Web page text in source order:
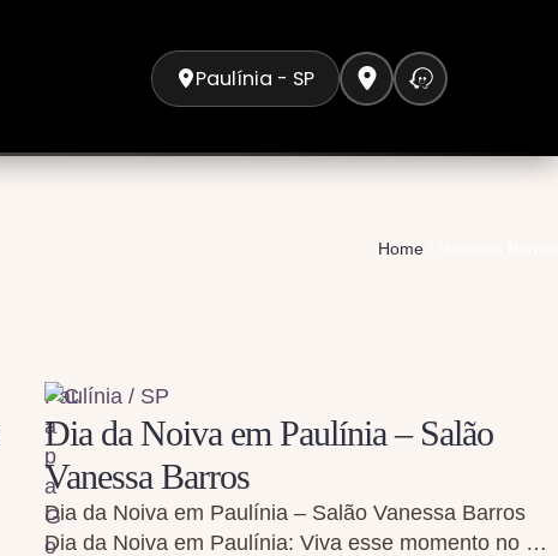
Paulínia - SP
Home
Paulínia / SP
Dia da Noiva em Paulínia – Salão
Vanessa Barros
Dia da Noiva em Paulínia – Salão Vanessa Barros
Dia da Noiva em Paulínia: Viva esse momento no …